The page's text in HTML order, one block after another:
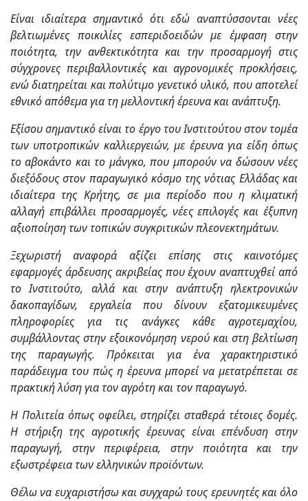
Είναι ιδιαίτερα σημαντικό ότι εδώ αναπτύσσονται νέες
βελτιωμένες ποικιλίες εσπεριδοειδών με έμφαση στην
ποιότητα, την ανθεκτικότητα και την προσαρμογή στις
σύγχρονες περιβαλλοντικές και αγρονομικές προκλήσεις,
ενώ διατηρείται και πολύτιμο γενετικό υλικό, που αποτελεί
εθνικό απόθεμα για τη μελλοντική έρευνα και ανάπτυξη.
Εξίσου σημαντικό είναι το έργο του Ινστιτούτου στον τομέα
των υποτροπικών καλλιεργειών, με έρευνα για είδη όπως
το αβοκάντο και το μάνγκο, που μπορούν να δώσουν νέες
διεξόδους στον παραγωγικό κόσμο της νότιας Ελλάδας και
ιδιαίτερα της Κρήτης, σε μια περίοδο που η κλιματική
αλλαγή επιβάλλει προσαρμογές, νέες επιλογές και έξυπνη
αξιοποίηση των τοπικών συγκριτικών πλεονεκτημάτων.
Ξεχωριστή αναφορά αξίζει επίσης στις καινοτόμες
εφαρμογές άρδευσης ακριβείας που έχουν αναπτυχθεί από
το Ινστιτούτο, αλλά και στην ανάπτυξη ηλεκτρονικών
δακοπαγίδων, εργαλεία που δίνουν εξατομικευμένες
πληροφορίες για τις ανάγκες κάθε αγροτεμαχίου,
συμβάλλοντας στην εξοικονόμηση νερού και στη βελτίωση
της παραγωγής. Πρόκειται για ένα χαρακτηριστικό
παράδειγμα του πώς η έρευνα μπορεί να μετατρέπεται σε
πρακτική λύση για τον αγρότη και τον παραγωγό.
Η Πολιτεία όπως οφείλει, στηρίζει σταθερά τέτοιες δομές.
Η στήριξη της αγροτικής έρευνας είναι επένδυση στην
παραγωγή, στην περιφέρεια, στην ποιότητα και την
εξωστρέφεια των ελληνικών προϊόντων.
Θέλω να ευχαριστήσω και συγχαρώ τους ερευνητές και όλο